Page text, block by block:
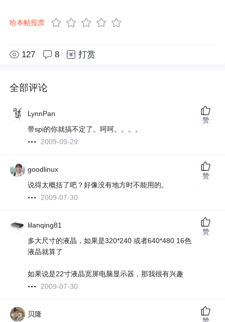
给本帖投票
127 8 打赏
全部评论
LynnPan
带spi的你就搞不定了。呵呵。。。。
2009-09-29
赞
goodlinux
说得太概括了吧？好像没有地方时不能用的。
2009-07-30
赞
lilanqing81
多大尺寸的液晶，如果是320*240 或者640*480 16色
液晶就算了
如果说是22寸液晶宽屏电脑显示器，那我很有兴趣
2009-07-30
赞
贝隆
赞